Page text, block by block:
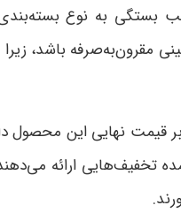
بستگی به نوع
مقرون‌به‌صرفه باشد،
قیمت نهایی این محصول
تخفیف‌هایی ارائه
.